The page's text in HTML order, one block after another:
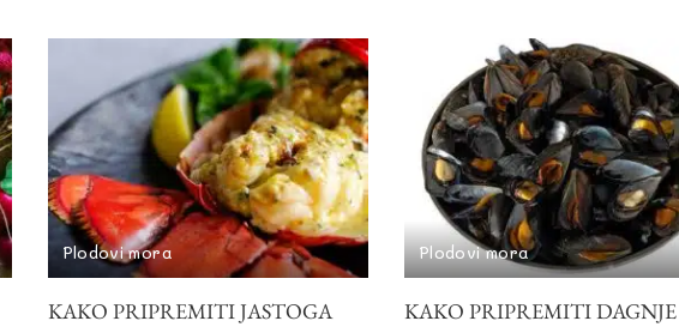
Plodovi mora
KAKO PRIPREMITI JASTOGA
Plodovi mora
KAKO PRIPREMITI DAGNJE